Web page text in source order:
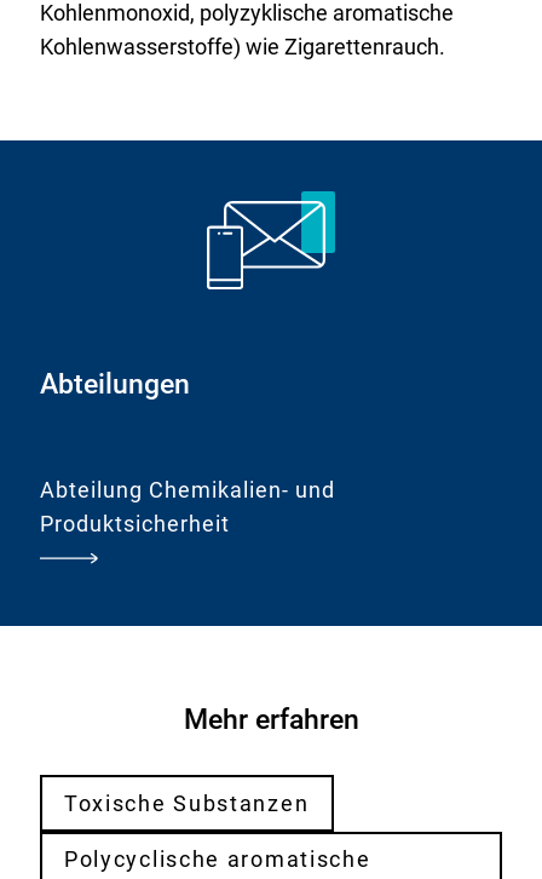
Kohlenmonoxid, polyzyklische aromatische
Kohlenwasserstoffe) wie Zigarettenrauch.
Abteilungen
Abteilung Chemikalien- und
Produktsicherheit
Mehr erfahren
Toxische Substanzen
Polycyclische aromatische